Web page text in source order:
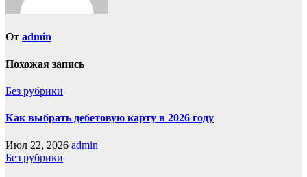
От admin
Похожая запись
Без рубрики
Как выбрать дебетовую карту в 2026 году
Июл 22, 2026 admin
Без рубрики